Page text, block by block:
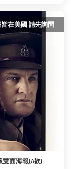
在美國 請先詢問
雙面海報(A款)